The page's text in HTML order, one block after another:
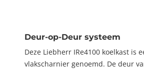
Deur-op-Deur systeem
Deze Liebherr IRe4100 koelkast is
vlakscharnier genoemd. De deur